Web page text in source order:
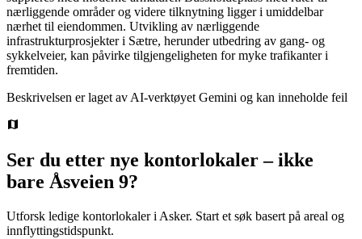
nærliggende områder og videre tilknytning ligger i umiddelbar
nærhet til eiendommen. Utvikling av nærliggende
infrastrukturprosjekter i Sætre, herunder utbedring av gang- og
sykkelveier, kan påvirke tilgjengeligheten for myke trafikanter i
fremtiden.
Beskrivelsen er laget av AI-verktøyet Gemini og kan inneholde feil
Ser du etter nye kontorlokaler – ikke
bare Åsveien 9?
Utforsk ledige kontorlokaler i Asker. Start et søk basert på areal og
innflyttingstidspunkt.